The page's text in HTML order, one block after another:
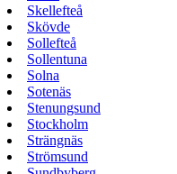
Skellefteå
Skövde
Sollefteå
Sollentuna
Solna
Sotenäs
Stenungsund
Stockholm
Strängnäs
Strömsund